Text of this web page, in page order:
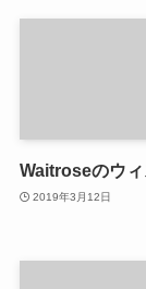
Waitroseのウ
2019年3月12日